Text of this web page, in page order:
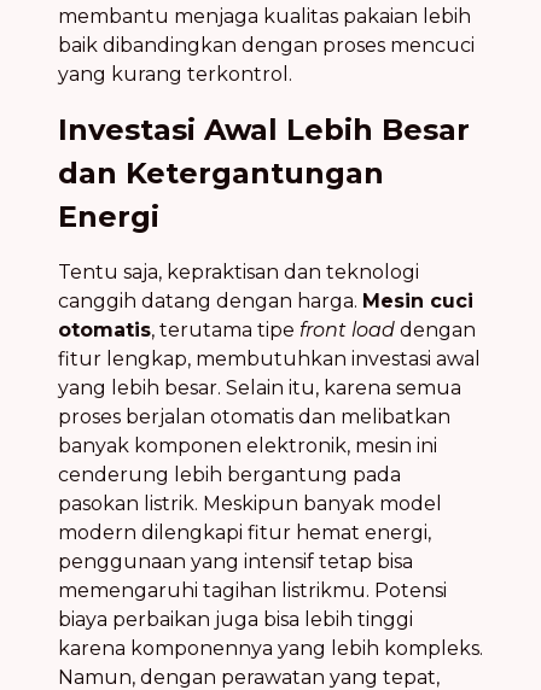
membantu menjaga kualitas pakaian lebih
baik dibandingkan dengan proses mencuci
yang kurang terkontrol.
Investasi Awal Lebih Besar
dan Ketergantungan
Energi
Tentu saja, kepraktisan dan teknologi
canggih datang dengan harga. Mesin cuci
otomatis, terutama tipe front load dengan
fitur lengkap, membutuhkan investasi awal
yang lebih besar. Selain itu, karena semua
proses berjalan otomatis dan melibatkan
banyak komponen elektronik, mesin ini
cenderung lebih bergantung pada
pasokan listrik. Meskipun banyak model
modern dilengkapi fitur hemat energi,
penggunaan yang intensif tetap bisa
memengaruhi tagihan listrikmu. Potensi
biaya perbaikan juga bisa lebih tinggi
karena komponennya yang lebih kompleks.
Namun, dengan perawatan yang tepat,